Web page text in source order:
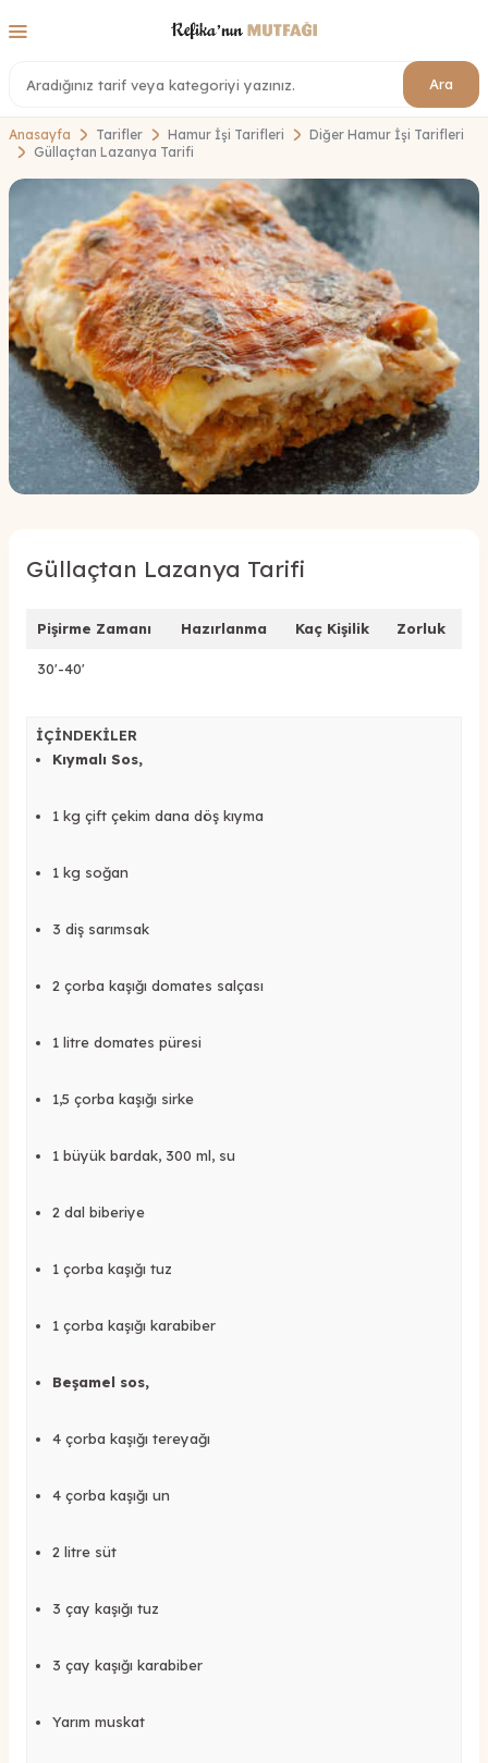
Ara
Anasayfa Tarifler Hamur İşi Tarifleri
Diğer Hamur İşi Tarifleri
Güllaçtan Lazanya Tarifi
Güllaçtan Lazanya Tarifi
Pişirme Zamanı Hazırlanma Kaç Kişilik Zorluk
30'-40'
İÇİNDEKİLER
Kıymalı Sos,
1 kg çift çekim dana döş kıyma
1 kg soğan
3 diş sarımsak
2 çorba kaşığı domates salçası
1 litre domates püresi
1,5 çorba kaşığı sirke
1 büyük bardak, 300 ml, su
2 dal biberiye
1 çorba kaşığı tuz
1 çorba kaşığı karabiber
Beşamel sos,
4 çorba kaşığı tereyağı
4 çorba kaşığı un
2 litre süt
3 çay kaşığı tuz
3 çay kaşığı karabiber
Yarım muskat